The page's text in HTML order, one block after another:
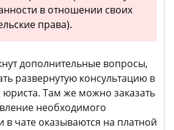
в отношении своих
права).
дополнительные вопросы,
развернутую консультацию в
Там же можно заказать
необходимого
в чате оказываются на платной